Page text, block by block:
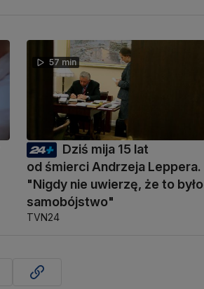
57 min
Dziś mija 15 lat
od śmierci Andrzeja Leppera.
"Nigdy nie uwierzę, że to było
samobójstwo"
TVN24